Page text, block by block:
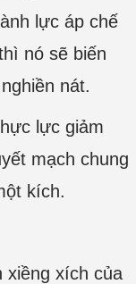
lực áp chế
nó sẽ biến
nát.
lực giảm
mạch chung
kích.
xiềng xích của